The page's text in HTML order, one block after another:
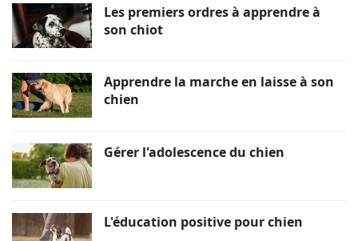
Les premiers ordres à apprendre à
son chiot
Apprendre la marche en laisse à son
chien
Gérer l'adolescence du chien
L'éducation positive pour chien